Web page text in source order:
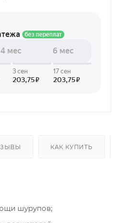
КАК КУПИТЬ
шурупов;